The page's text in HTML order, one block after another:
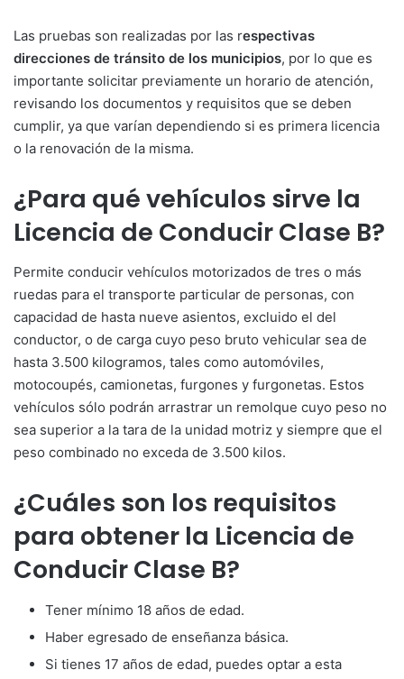
Las pruebas son realizadas por las respectivas
direcciones de tránsito de los municipios, por lo que es
importante solicitar previamente un horario de atención,
revisando los documentos y requisitos que se deben
cumplir, ya que varían dependiendo si es primera licencia
o la renovación de la misma.
¿Para qué vehículos sirve la
Licencia de Conducir Clase B?
Permite conducir vehículos motorizados de tres o más
ruedas para el transporte particular de personas, con
capacidad de hasta nueve asientos, excluido el del
conductor, o de carga cuyo peso bruto vehicular sea de
hasta 3.500 kilogramos, tales como automóviles,
motocoupés, camionetas, furgones y furgonetas. Estos
vehículos sólo podrán arrastrar un remolque cuyo peso no
sea superior a la tara de la unidad motriz y siempre que el
peso combinado no exceda de 3.500 kilos.
¿Cuáles son los requisitos
para obtener la Licencia de
Conducir Clase B?
Tener mínimo 18 años de edad.
Haber egresado de enseñanza básica.
Si tienes 17 años de edad, puedes optar a esta